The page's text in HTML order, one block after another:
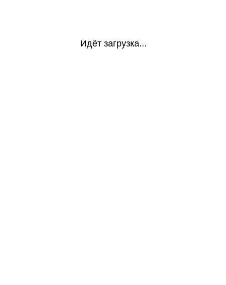
Идёт загрузка...